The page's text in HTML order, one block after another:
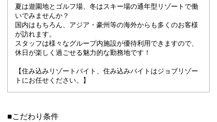
夏は遊園地とゴルフ場、冬はスキー場の通年型リゾートで働
いでみませんか？
国内はもちろん、アジア・豪州等の海外からも多くのお客様
が訪れます。
スタッフは様々なグループ内施設が優待利用できますので、
休日が楽しく過ごせる魅力的な勤務地です！
【住み込みリゾートバイト、住み込みバイトはジョブリゾー
トにお任せください。】
■こだわり条件